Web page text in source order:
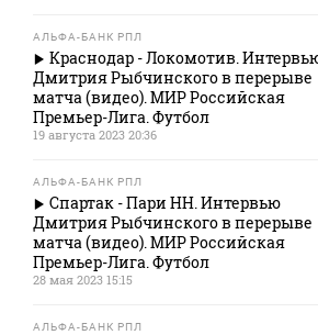
АЛЬФА-БАНК РПЛ
Краснодар - Локомотив.
Дмитрия Рыбчинского в перерыве
матча (видео). МИР Российская
Премьер-Лига. Футбол
19 августа 2023 20:36
АЛЬФА-БАНК РПЛ
Спартак - Пари НН. Интервью
Дмитрия Рыбчинского в перерыве
матча (видео). МИР Российская
Премьер-Лига. Футбол
28 мая 2023 15:15
АЛЬФА-БАНК РПЛ